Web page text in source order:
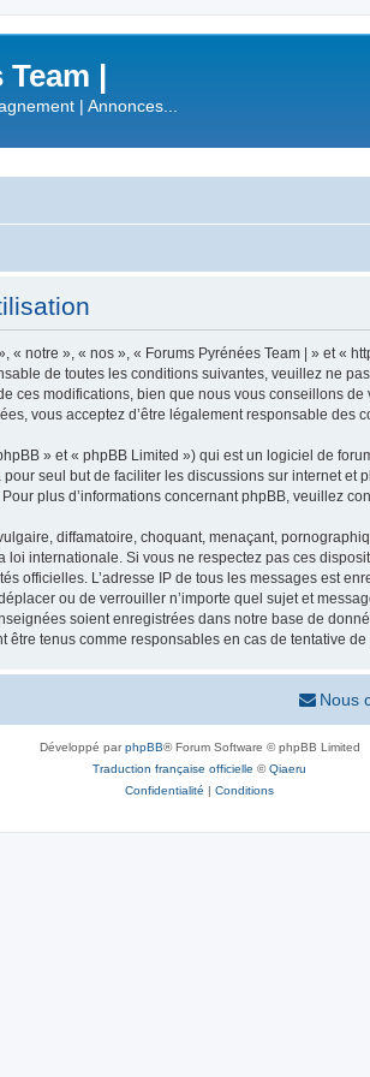
|
| Annonces...
notre », « nos », « Forums Pyrénées Team | » et «
de toutes les conditions suivantes, veuillez ne
ces modifications, bien que nous vous conseillons
vous acceptez d’être légalement responsable des
» et « phpBB Limited ») qui est un logiciel de
seul but de faciliter les discussions sur internet et
plus d’informations concernant phpBB, veuillez
diffamatoire, choquant, menaçant,
internationale. Si vous ne respectez pas ces
officielles. L’adresse IP de tous les messages est
ou de verrouiller n’importe quel sujet et
soient enregistrées dans notre base de
tenus comme responsables en cas de tentative
Nous
Développé parphpBB® Forum Software © phpBB Limited
Traduction française officielle ©Qiaeru
Confidentialité | Conditions